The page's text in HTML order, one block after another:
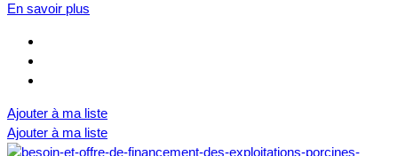
En savoir plus
Ajouter à ma liste
Ajouter à ma liste